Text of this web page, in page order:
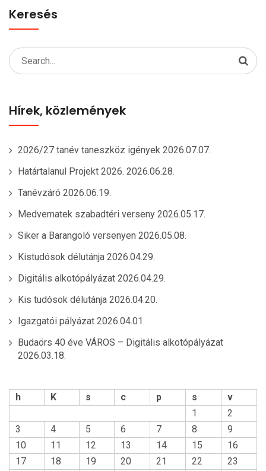
Keresés
Search
for:
Hírek, közlemények
2026/27 tanév taneszköz igények 2026.07.07.
Határtalanul Projekt 2026. 2026.06.28.
Tanévzáró 2026.06.19.
Medvematek szabadtéri verseny 2026.05.17.
Siker a Barangoló versenyen 2026.05.08.
Kistudósok délutánja 2026.04.29.
Digitális alkotópályázat 2026.04.29.
Kis tudósok délutánja 2026.04.20.
Igazgatói pályázat 2026.04.01.
Budaörs 40 éve VÁROS – Digitális alkotópályázat
2026.03.18.
h K s c p s
v
1
2
3
4 5 6 7 8
9
10
11 12 13 14 15
16
17
18 19 20 21 22
23